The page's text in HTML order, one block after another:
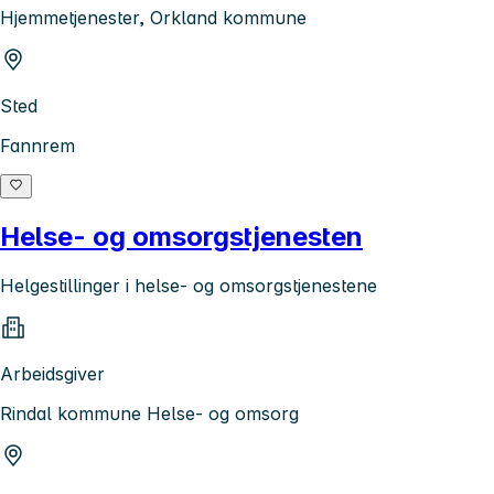
Hjemmetjenester, Orkland kommune
Sted
Fannrem
Helse- og omsorgstjenesten
Helgestillinger i helse- og omsorgstjenestene
Arbeidsgiver
Rindal kommune Helse- og omsorg